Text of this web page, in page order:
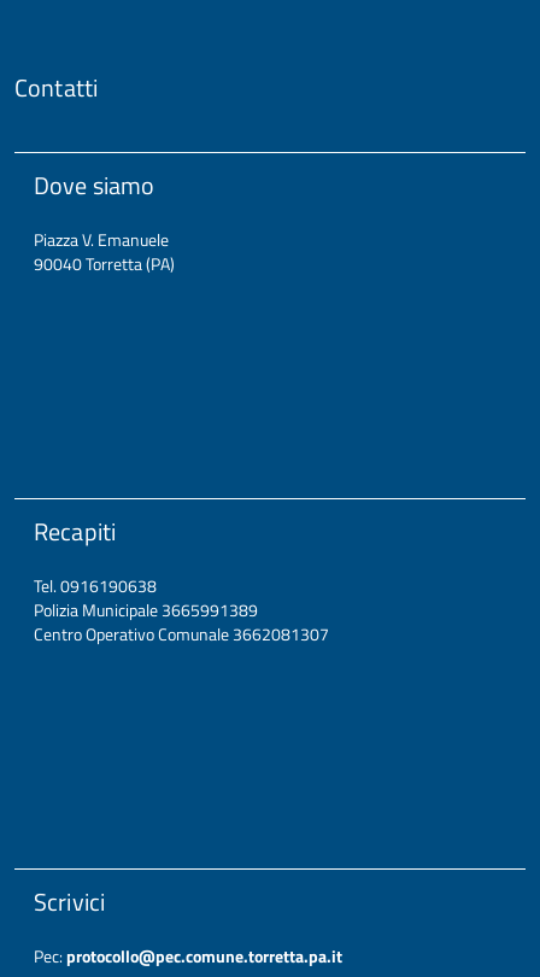
Contatti
Dove siamo
Piazza V. Emanuele
90040 Torretta (PA)
Recapiti
Tel. 0916190638
Polizia Municipale 3665991389
Centro Operativo Comunale 3662081307
Scrivici
Pec:protocollo@pec.comune.torretta.pa.it